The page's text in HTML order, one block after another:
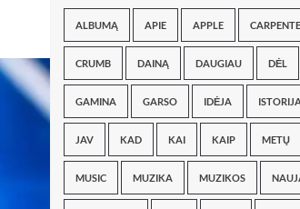
ALBUMĄ APIE APPLE
CRUMB DAINĄ DAUGIAU DĖL
GAMINA GARSO IDĖJA
JAV KAD KAI KAIP METŲ
MUSIC MUZIKA MUZIKOS